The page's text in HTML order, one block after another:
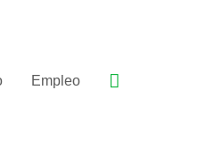
Empleo Buscar